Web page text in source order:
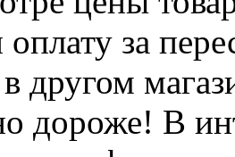
за
другом
дороже! В